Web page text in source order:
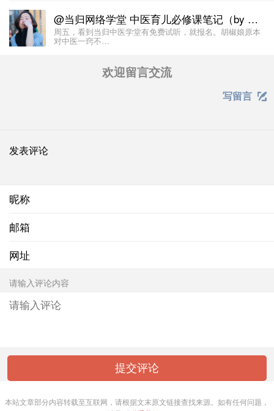
@当归网络学堂 中医育儿必修课笔记（by @胡椒娘 ）
周五，看到当归中医学堂有免费试听，就报名。胡椒娘原本
对中医一窍不…
欢迎留言交流
写留言 
发表评论
昵称
邮箱
网址
请输入评论内容
本站文章部分内容转载至互联网，请根据文末原文链接查找来源。如有任何问题，